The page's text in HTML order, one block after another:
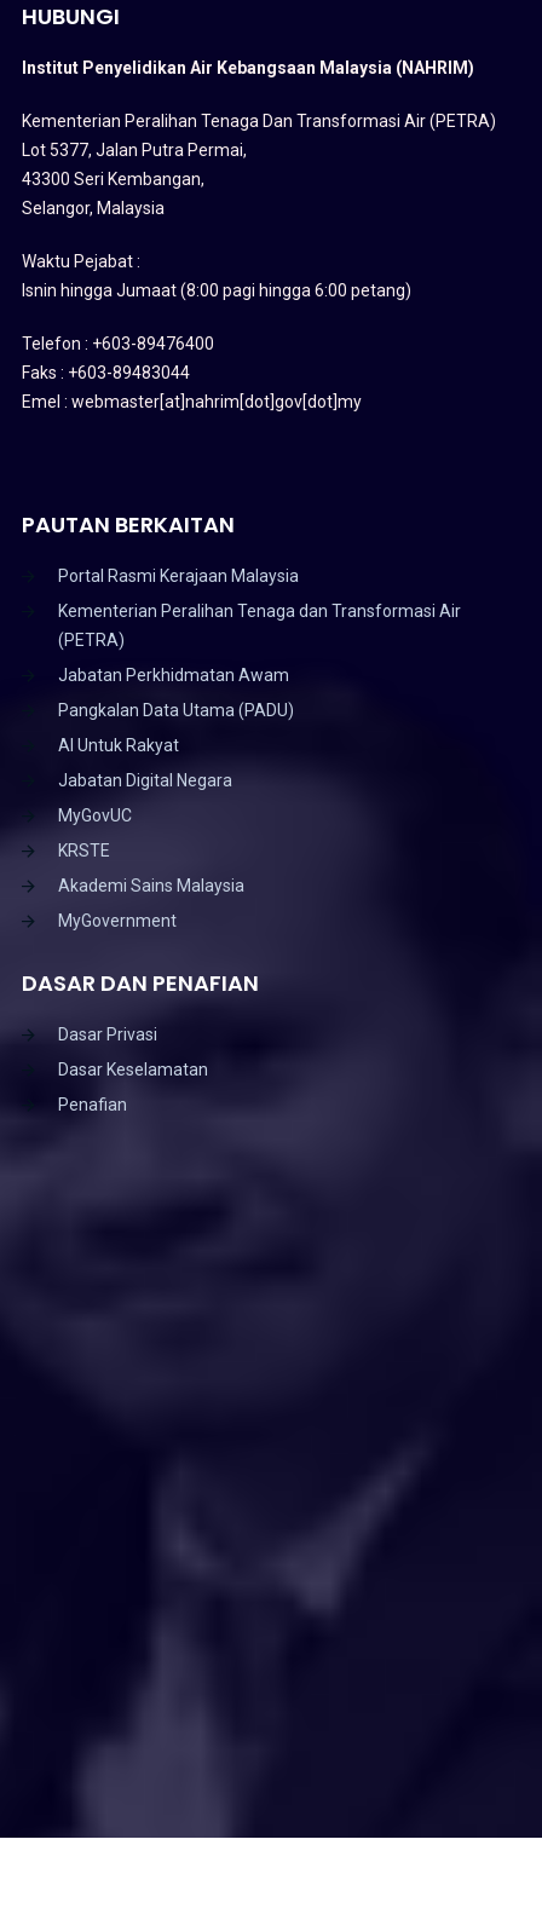
HUBUNGI
Institut Penyelidikan Air Kebangsaan Malaysia (NAHRIM)
Kementerian Peralihan Tenaga Dan Transformasi Air (PETRA)
Lot 5377, Jalan Putra Permai,
43300 Seri Kembangan,
Selangor, Malaysia
Waktu Pejabat :
Isnin hingga Jumaat (8:00 pagi hingga 6:00 petang)
Telefon : +603-89476400
Faks : +603-89483044
Emel : webmaster[at]nahrim[dot]gov[dot]my
PAUTAN BERKAITAN
Portal Rasmi Kerajaan Malaysia
Kementerian Peralihan Tenaga dan Transformasi Air
(PETRA)
Jabatan Perkhidmatan Awam
Pangkalan Data Utama (PADU)
AI Untuk Rakyat
Jabatan Digital Negara
MyGovUC
KRSTE
Akademi Sains Malaysia
MyGovernment
DASAR DAN PENAFIAN
Dasar Privasi
Dasar Keselamatan
Penafian